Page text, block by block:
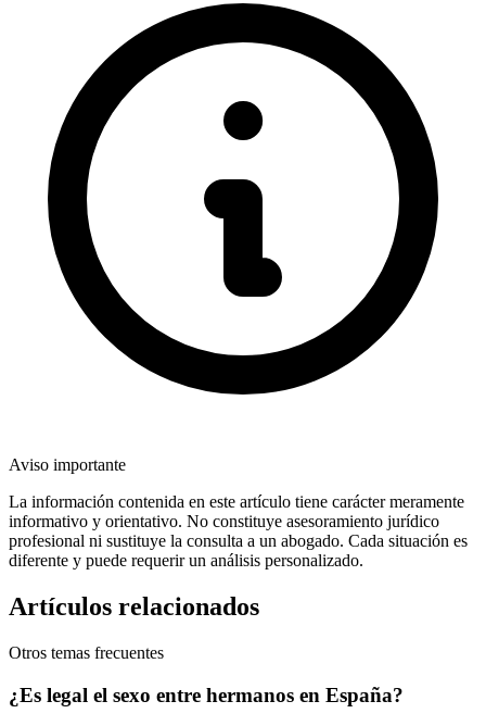
Aviso importante
La información contenida en este artículo tiene carácter meramente
informativo y orientativo. No constituye asesoramiento jurídico
profesional ni sustituye la consulta a un abogado. Cada situación es
diferente y puede requerir un análisis personalizado.
Artículos relacionados
Otros temas frecuentes
¿Es legal el sexo entre hermanos en España?